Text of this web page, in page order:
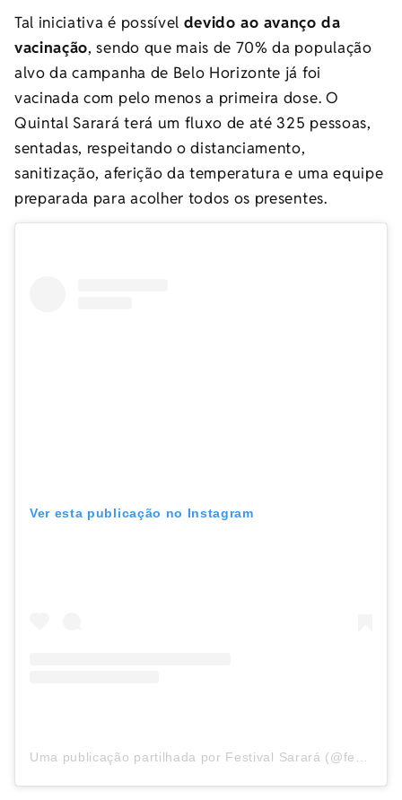
Tal iniciativa é possível devido ao avanço da
vacinação, sendo que mais de 70% da população
alvo da campanha de Belo Horizonte já foi
vacinada com pelo menos a primeira dose. O
Quintal Sarará terá um fluxo de até 325 pessoas,
sentadas, respeitando o distanciamento,
sanitização, aferição da temperatura e uma equipe
preparada para acolher todos os presentes.
Ver esta publicação no Instagram